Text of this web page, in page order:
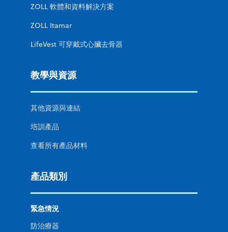
ZOLL 軟體和資料解決方案
ZOLL Itamar
LifeVest 可穿戴式心臟去骨器
教學與資源
其他資源與連結
培訓產品
查看所有產品材料
產品類別
緊急情況
防治療器